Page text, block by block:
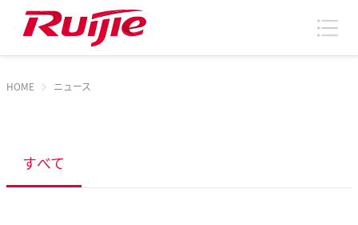
HOME ニュース
すべて